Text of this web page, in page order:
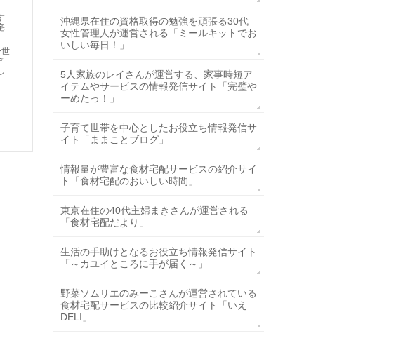
沖縄県在住の資格取得の勉強を頑張る30代
女性管理人が運営される「ミールキットでお
いしい毎日！」
5人家族のレイさんが運営する、家事時短ア
イテムやサービスの情報発信サイト「完璧や
ーめたっ！」
子育て世帯を中心としたお役立ち情報発信サ
イト「ままことブログ」
情報量が豊富な食材宅配サービスの紹介サイ
ト「食材宅配のおいしい時間」
東京在住の40代主婦まきさんが運営される
「食材宅配だより」
生活の手助けとなるお役立ち情報発信サイト
「～カユイところに手が届く～」
野菜ソムリエのみーこさんが運営されている
食材宅配サービスの比較紹介サイト「いえ
DELI」